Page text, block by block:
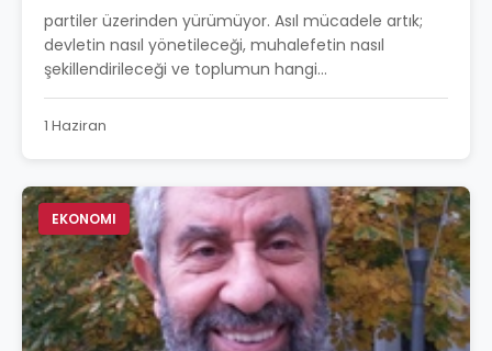
partiler üzerinden yürümüyor. Asıl mücadele artık;
devletin nasıl yönetileceği, muhalefetin nasıl
şekillendirileceği ve toplumun hangi...
1 Haziran
EKONOMI